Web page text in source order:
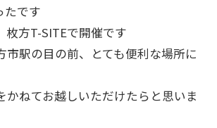
たです
枚方T-SITEで開催です
市駅の目の前、とても便利な場所に
かねてお越しいただけたらと思いま